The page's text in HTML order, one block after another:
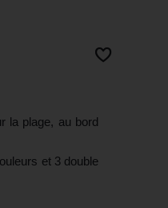
la plage, au bord
et 3 double